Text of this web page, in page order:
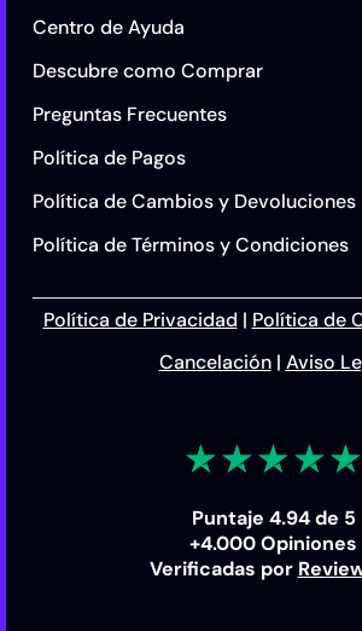
Centro de Ayuda
Descubre como Comprar
Preguntas Frecuentes
Política de Pagos
Política de Cambios y Devoluciones
Política de Términos y Condiciones
Política de Privacidad | Política de
Cancelación| Aviso
Puntaje 4.94 de 5
+4.000 Opiniones
Verificadas por